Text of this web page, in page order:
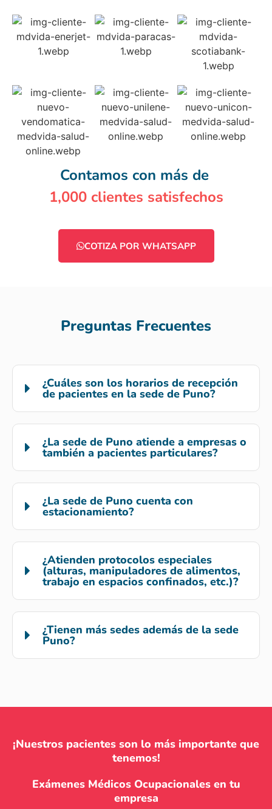
Contamos con más de
1,000 clientes satisfechos
COTIZA POR WHATSAPP
Preguntas Frecuentes
¿Cuáles son los horarios de recepción
de pacientes en la sede de Puno?
¿La sede de Puno atiende a empresas o
también a pacientes particulares?
¿La sede de Puno cuenta con
estacionamiento?
¿Atienden protocolos especiales
(alturas, manipuladores de alimentos,
trabajo en espacios confinados, etc.)?
¿Tienen más sedes además de la sede
Puno?
¡Nuestros pacientes son lo más importante que
tenemos!
Exámenes Médicos Ocupacionales en tu
empresa